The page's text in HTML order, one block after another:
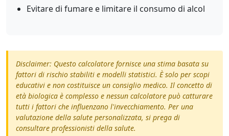
Evitare di fumare e limitare il consumo di alcol
Disclaimer: Questo calcolatore fornisce una stima basata su
fattori di rischio stabiliti e modelli statistici. È solo per scopi
educativi e non costituisce un consiglio medico. Il concetto di
età biologica è complesso e nessun calcolatore può catturare
tutti i fattori che influenzano l'invecchiamento. Per una
valutazione della salute personalizzata, si prega di
consultare professionisti della salute.